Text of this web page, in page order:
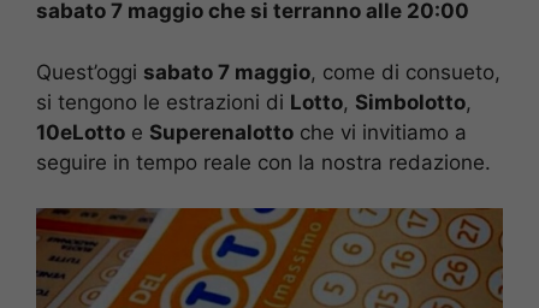
sabato 7 maggio che si terranno alle 20:00
Quest’oggi sabato 7 maggio, come di consueto,
si tengono le estrazioni di Lotto, Simbolotto,
10eLotto e Superenalotto che vi invitiamo a
seguire in tempo reale con la nostra redazione.